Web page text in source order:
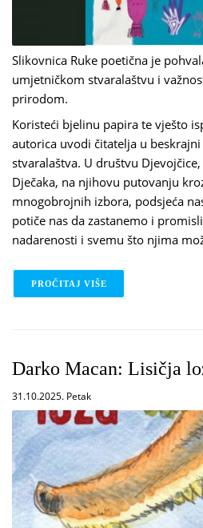
Slikovnica Ruke poetična je
umjetničkom stvaralaštvu i
prirodom.
Koristeći bjelinu papira te vješto
autorica uvodi čitatelja u
stvaralaštva. U društvu
Dječaka, na njihovu putovanju
mnogobrojnih izbora, podsjeća
potiče nas da zastanemo i
nadarenosti i svemu što njima
PROČITAJ VIŠE
Darko Macan: Lisičja
31.10.2025. Petak